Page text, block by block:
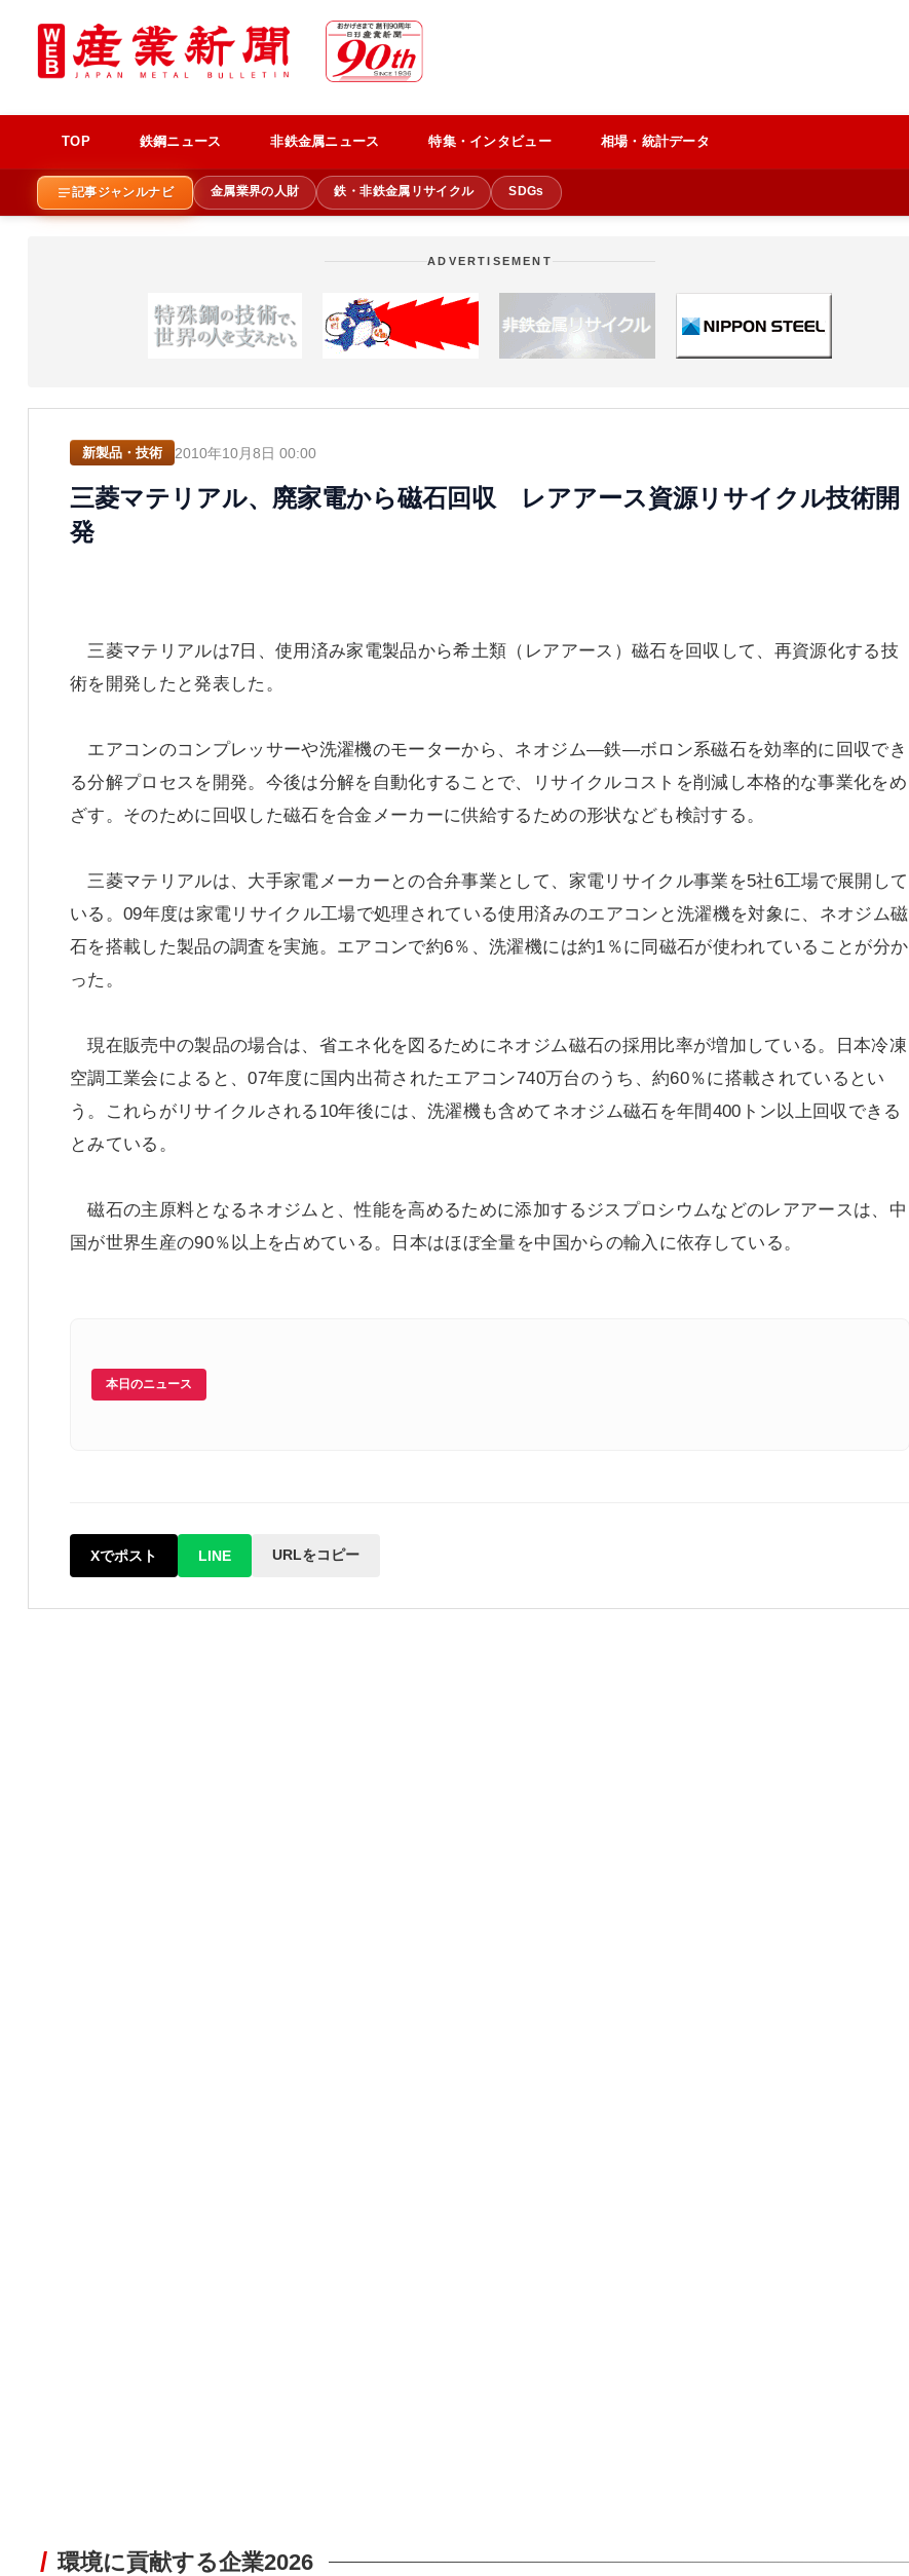
TOP 鉄鋼ニュース 非鉄金属ニュース 特集・インタビュー 相場・統計データ
記事ジャンルナビ 金属業界の人財 鉄・非鉄金属リサイクル SDGs
ADVERTISEMENT
新製品・技術 2010年10月8日 00:00
三菱マテリアル、廃家電から磁石回収 レアアース資源リサイクル技術開
発
三菱マテリアルは7日、使用済み家電製品から希土類（レアアース）磁石を回収して、再資源化する技
術を開発したと発表した。
エアコンのコンプレッサーや洗濯機のモーターから、ネオジム―鉄―ボロン系磁石を効率的に回収でき
る分解プロセスを開発。今後は分解を自動化することで、リサイクルコストを削減し本格的な事業化をめ
ざす。そのために回収した磁石を合金メーカーに供給するための形状なども検討する。
三菱マテリアルは、大手家電メーカーとの合弁事業として、家電リサイクル事業を5社6工場で展開して
いる。09年度は家電リサイクル工場で処理されている使用済みのエアコンと洗濯機を対象に、ネオジム磁
石を搭載した製品の調査を実施。エアコンで約6％、洗濯機には約1％に同磁石が使われていることが分か
った。
現在販売中の製品の場合は、省エネ化を図るためにネオジム磁石の採用比率が増加している。日本冷凍
空調工業会によると、07年度に国内出荷されたエアコン740万台のうち、約60％に搭載されているとい
う。これらがリサイクルされる10年後には、洗濯機も含めてネオジム磁石を年間400トン以上回収できる
とみている。
磁石の主原料となるネオジムと、性能を高めるために添加するジスプロシウムなどのレアアースは、中
国が世界生産の90％以上を占めている。日本はほぼ全量を中国からの輸入に依存している。
本日のニュース
Xでポスト LINE URLをコピー
環境に貢献する企業2026